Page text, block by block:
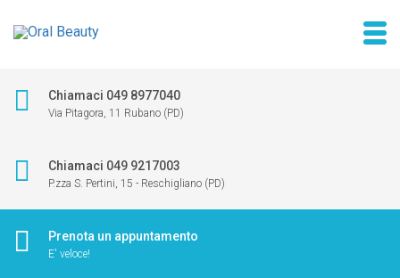
Chiamaci 049 8977040
Via Pitagora, 11 Rubano (PD)
Chiamaci 049 9217003
P.zza S. Pertini, 15 - Reschigliano (PD)
Prenota un appuntamento
E' veloce!